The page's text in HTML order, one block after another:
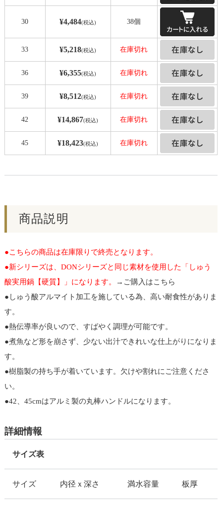
30 ¥4,484(税込) 38個
33 ¥5,218(税込) 在庫切れ
36 ¥6,355(税込) 在庫切れ
39 ¥8,512(税込) 在庫切れ
42 ¥14,867(税込) 在庫切れ
45 ¥18,423(税込) 在庫切れ
商品説明
●こちらの商品は在庫限りで終売となります。
●新シリーズは、DONシリーズと同じ素材を使用した「しゅう
酸実用鍋【硬質】」になります。
→ご購入はこちら
●しゅう酸アルマイト加工を施している為、高い耐食性がありま
す。
●熱伝導率が良いので、すばやく調理が可能です。
●煮魚など形を崩さず、少ない出汁できれいな仕上がりになりま
す。
●樹脂製の持ち手が着いています。欠けや割れにご注意くださ
い。
●42、45cmはアルミ製の丸棒ハンドルになります。
詳細情報
サイズ表
サイズ 内径ｘ深さ 満水容量 板厚